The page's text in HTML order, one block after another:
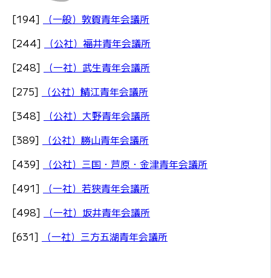
[194]
（一般）敦賀青年会議所
[244]
（公社）福井青年会議所
[248]
（一社）武生青年会議所
[275]
（公社）鯖江青年会議所
[348]
（公社）大野青年会議所
[389]
（公社）勝山青年会議所
[439]
（公社）三国・芦原・金津青年会議所
[491]
（一社）若狭青年会議所
[498]
（一社）坂井青年会議所
[631]
（一社）三方五湖青年会議所